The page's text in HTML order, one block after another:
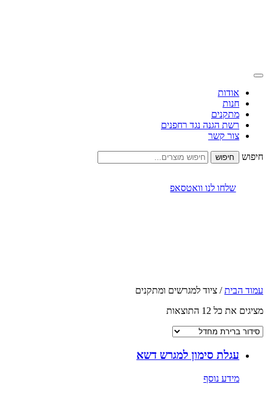
אודות
חנות
מתקנים
רשת הגנה נגד רחפנים
צור קשר
חיפוש
שלחו לנו וואטסאפ
עמוד הבית/ ציוד למגרשים ומתקנים
מציגים את כל ⁦12⁩ התוצאות
עגלת סימון למגרש דשא
מידע נוסף